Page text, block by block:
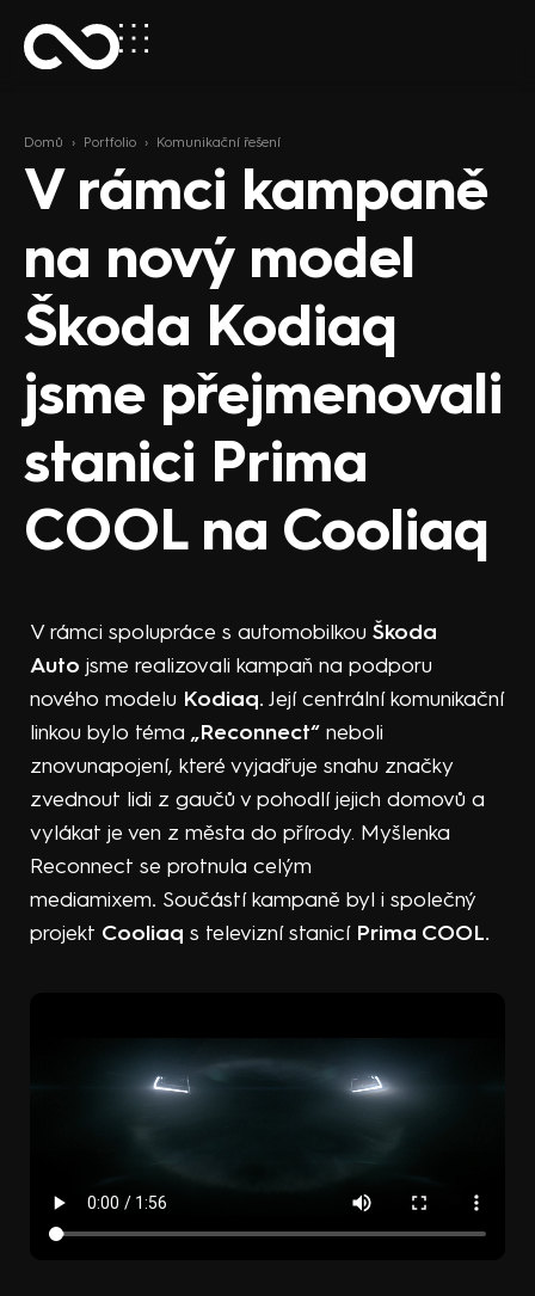
Domů › Portfolio › Komunikační řešení
V rámci kampaně
na nový model
Škoda Kodiaq
jsme přejmenovali
stanici Prima
COOL na Cooliaq
V rámci spolupráce s automobilkou Škoda
Auto jsme realizovali kampaň na podporu
nového modelu Kodiaq. Její centrální komunikační
linkou bylo téma „Reconnect“ neboli
znovunapojení, které vyjadřuje snahu značky
zvednout lidi z gaučů v pohodlí jejich domovů a
vylákat je ven z města do přírody. Myšlenka
Reconnect se protnula celým
mediamixem. Součástí kampaně byl i společný
projekt Cooliaq s televizní stanicí Prima COOL.